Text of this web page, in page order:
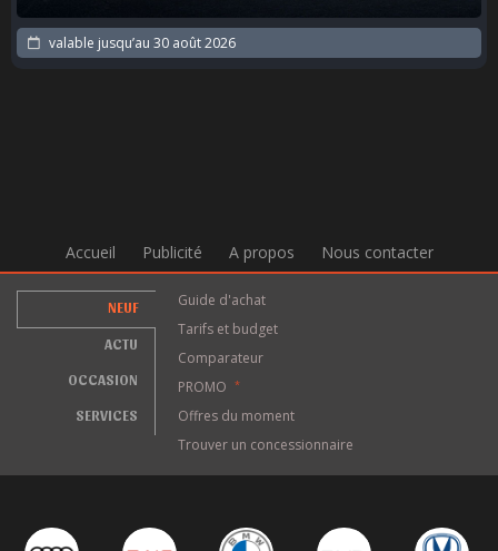
valable jusqu’au 30 août 2026
Accueil Publicité A propos Nous contacter
NEUF
ACTU
OCCASION
SERVICES
Guide d'achat
Tarifs et budget
Comparateur
PROMO
*
Offres du moment
Trouver un concessionnaire